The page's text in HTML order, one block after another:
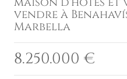
vendre à
Marbella
8.250.000 €